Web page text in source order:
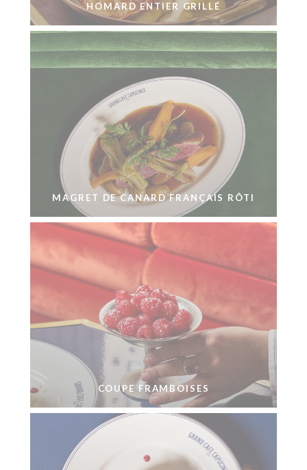
HOMARD ENTIER GRILLÉ
MAGRET DE CANARD FRANÇAIS RÔTI
COUPE FRAMBOISES